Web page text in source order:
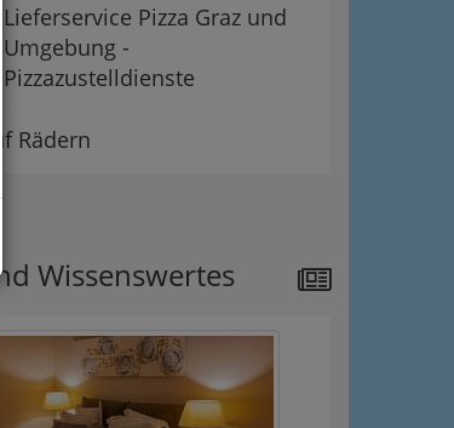
Lieferservice Pizza Graz und
Umgebung -
Pizzazustelldienste
Rädern
Wissenswertes